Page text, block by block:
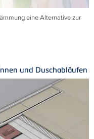
eine Alternative zur
und Duschabläufen